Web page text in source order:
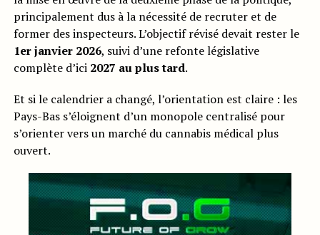
principalement dus à la nécessité de recruter et de
former des inspecteurs. L’objectif révisé devait rester le
1er janvier 2026, suivi d’une refonte législative
complète d’ici 2027 au plus tard.
Et si le calendrier a changé, l’orientation est claire : les
Pays-Bas s’éloignent d’un monopole centralisé pour
s’orienter vers un marché du cannabis médical plus
ouvert.